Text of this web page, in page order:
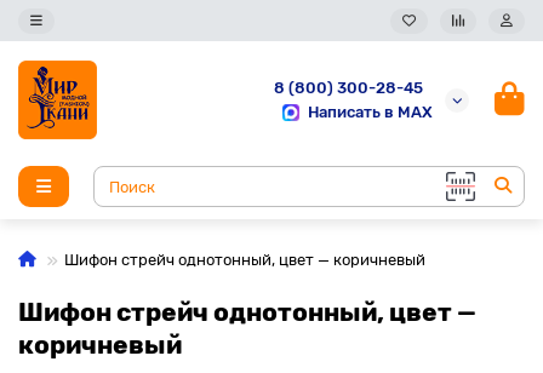
8 (800) 300-28-45
Написать в MAX
Шифон стрейч однотонный, цвет — коричневый
Шифон стрейч однотонный, цвет —
коричневый